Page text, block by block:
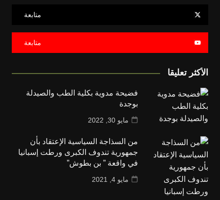
متابعة
متابعة
الأكثر تعليقا
فضيحة مدوية بكلية الطب والصيدلة
بوجدة
مايو 30, 2022
من السذاجة السياسية الإعتقاد بأن
جمهورية تندوف الكبرى ورطت إسبانيا
في واقعة ” بن بطوش”
مايو 4, 2021